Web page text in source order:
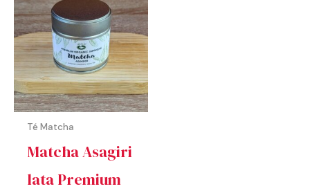
Té Matcha
Matcha Asagiri
lata Premium